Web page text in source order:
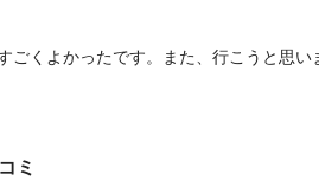
くよかったです。また、行こうと思い
ミ